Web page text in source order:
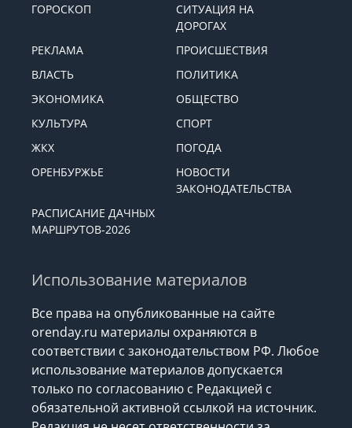
ГОРОСКОП
СИТУАЦИЯ НА
ДОРОГАХ
РЕКЛАМА
ПРОИСШЕСТВИЯ
ВЛАСТЬ
ПОЛИТИКА
ЭКОНОМИКА
ОБЩЕСТВО
КУЛЬТУРА
СПОРТ
ЖКХ
ПОГОДА
ОРЕНБУРЖЬЕ
НОВОСТИ
ЗАКОНОДАТЕЛЬСТВА
РАСПИСАНИЕ ДАЧНЫХ
МАРШРУТОВ-2026
Использование материалов
Все права на опубликованные на сайте
orenday.ru материалы охраняются в
соответствии с законодательством РФ. Любое
использование материалов допускается
только по согласованию с Редакцией с
обязательной активной ссылкой на источник.